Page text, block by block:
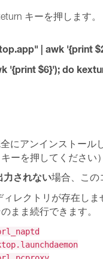
キーを押します
| awk '{print
'{print $6}'); do
にアンインストール
ーを押してください
力されない場合、この
ィレクトリが存在し
まま続行できます。